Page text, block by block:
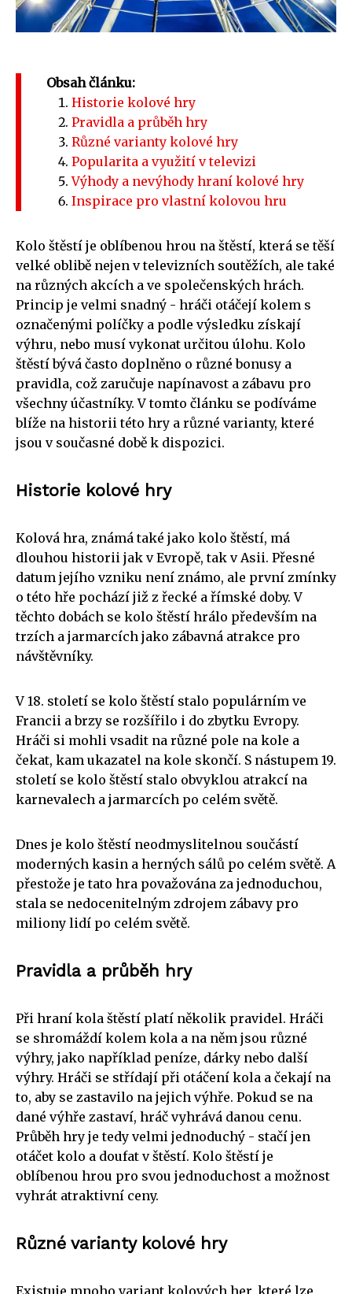
Obsah článku:
Historie kolové hry
Pravidla a průběh hry
Různé varianty kolové hry
Popularita a využití v televizi
Výhody a nevýhody hraní kolové hry
Inspirace pro vlastní kolovou hru
Kolo štěstí je oblíbenou hrou na štěstí, která se těší
velké oblibě nejen v televizních soutěžích, ale také
na různých akcích a ve společenských hrách.
Princip je velmi snadný - hráči otáčejí kolem s
označenými políčky a podle výsledku získají
výhru, nebo musí vykonat určitou úlohu. Kolo
štěstí bývá často doplněno o různé bonusy a
pravidla, což zaručuje napínavost a zábavu pro
všechny účastníky. V tomto článku se podíváme
blíže na historii této hry a různé varianty, které
jsou v současné době k dispozici.
Historie kolové hry
Kolová hra, známá také jako kolo štěstí, má
dlouhou historii jak v Evropě, tak v Asii. Přesné
datum jejího vzniku není známo, ale první zmínky
o této hře pochází již z řecké a římské doby. V
těchto dobách se kolo štěstí hrálo především na
trzích a jarmarcích jako zábavná atrakce pro
návštěvníky.
V 18. století se kolo štěstí stalo populárním ve
Francii a brzy se rozšířilo i do zbytku Evropy.
Hráči si mohli vsadit na různé pole na kole a
čekat, kam ukazatel na kole skončí. S nástupem 19.
století se kolo štěstí stalo obvyklou atrakcí na
karnevalech a jarmarcích po celém světě.
Dnes je kolo štěstí neodmyslitelnou součástí
moderných kasin a herných sálů po celém světě. A
přestože je tato hra považována za jednoduchou,
stala se nedocenitelným zdrojem zábavy pro
miliony lidí po celém světě.
Pravidla a průběh hry
Při hraní kola štěstí platí několik pravidel. Hráči
se shromáždí kolem kola a na něm jsou různé
výhry, jako například peníze, dárky nebo další
výhry. Hráči se střídají při otáčení kola a čekají na
to, aby se zastavilo na jejich výhře. Pokud se na
dané výhře zastaví, hráč vyhrává danou cenu.
Průběh hry je tedy velmi jednoduchý - stačí jen
otáčet kolo a doufat v štěstí. Kolo štěstí je
oblíbenou hrou pro svou jednoduchost a možnost
vyhrát atraktivní ceny.
Různé varianty kolové hry
Existuje mnoho variant kolových her, které lze